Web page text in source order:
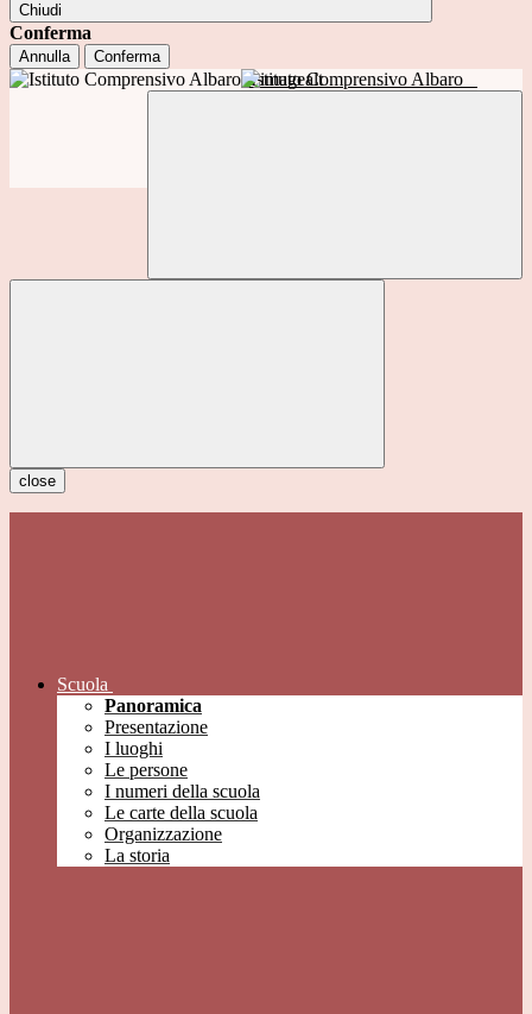
Chiudi
Conferma
Annulla Conferma
Istituto Comprensivo Albaro
close
Scuola
Panoramica
Presentazione
I luoghi
Le persone
I numeri della scuola
Le carte della scuola
Organizzazione
La storia